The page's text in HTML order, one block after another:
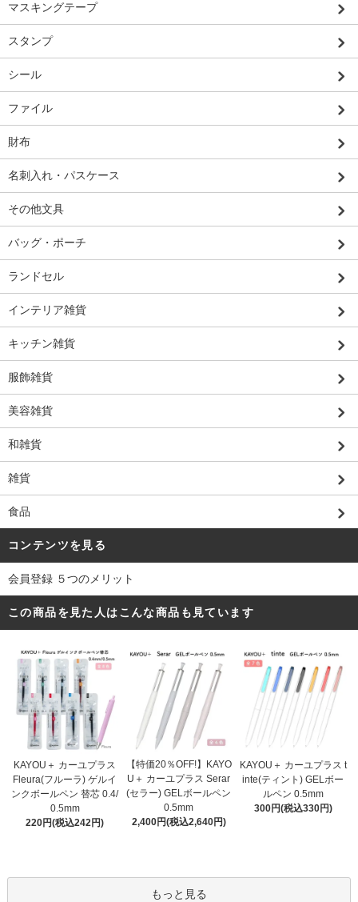
マスキングテープ
スタンプ
シール
ファイル
財布
名刺入れ・パスケース
その他文具
バッグ・ポーチ
ランドセル
インテリア雑貨
キッチン雑貨
服飾雑貨
美容雑貨
和雑貨
雑貨
食品
コンテンツを見る
会員登録 ５つのメリット
この商品を見た人はこんな商品も見ています
KAYOU＋ カーユプラス
Fleura(フルーラ) ゲルイ
ンクボールペン 替芯 0.4/
0.5mm
220円(税込242円)
【特価20％OFF!】KAYO
U＋ カーユプラス Serar
(セラー) GELボールペン
0.5mm
2,400円(税込2,640円)
KAYOU＋ カーユプラス t
inte(ティント) GELボー
ルペン 0.5mm
300円(税込330円)
もっと見る